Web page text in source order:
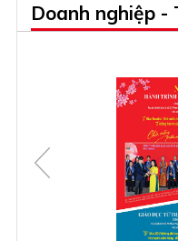
Doanh nghiệp -